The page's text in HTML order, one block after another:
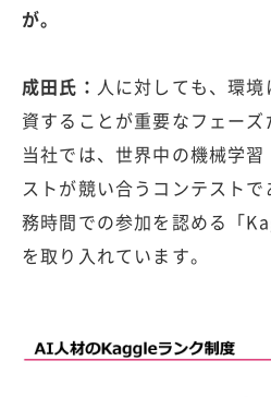
が。
成田氏： 人に対しても、環
資することが重要なフェーズ
当社では、世界中の機械学
ストが競い合うコンテスト
務時間での参加を認める「
を取り入れています。